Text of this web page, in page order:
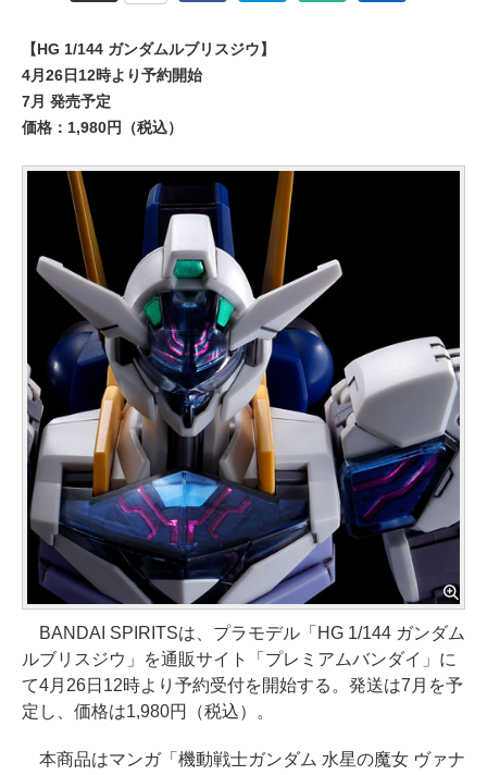
【HG 1/144 ガンダムルブリスジウ】
4月26日12時より予約開始
7月 発売予定
価格：1,980円（税込）
BANDAI SPIRITSは、プラモデル「HG 1/144 ガンダム
ルブリスジウ」を通販サイト「プレミアムバンダイ」に
て4月26日12時より予約受付を開始する。発送は7月を予
定し、価格は1,980円（税込）。
本商品はマンガ「機動戦士ガンダム 水星の魔女 ヴァナ